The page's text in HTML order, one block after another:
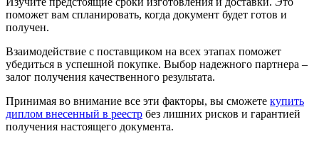
поможет вам спланировать, когда документ будет готов и
получен.
Взаимодействие с поставщиком на всех этапах поможет
убедиться в успешной покупке. Выбор надежного партнера –
залог получения качественного результата.
Принимая во внимание все эти факторы, вы сможете купить
диплом внесенный в реестр без лишних рисков и гарантией
получения настоящего документа.